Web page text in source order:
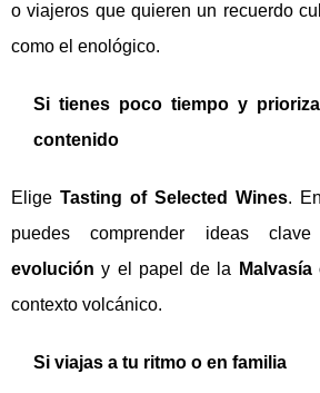
o viajeros que quieren un recuerdo
como el enológico.
Si tienes poco tiempo y
contenido
EligeTasting of Selected Wines.
puedes comprender ideas
evolución y el papel de la
contexto volcánico.
Si viajas a tu ritmo o en familia